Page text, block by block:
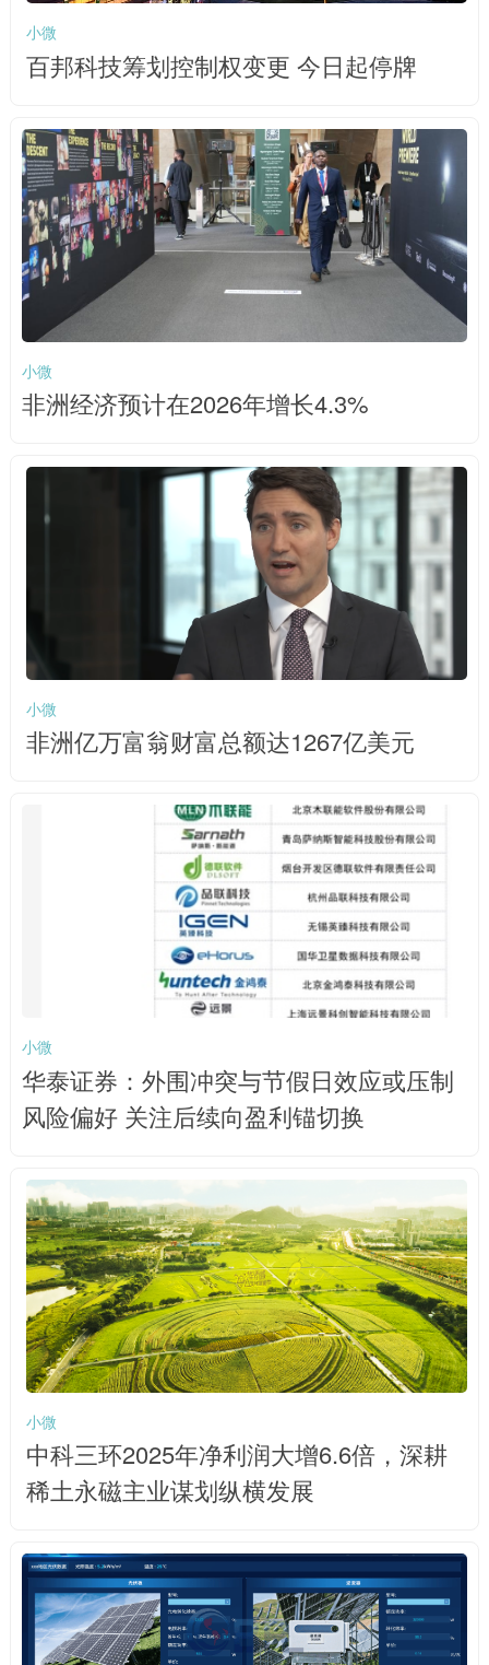
小微
百邦科技筹划控制权变更 今日起停牌
小微
非洲经济预计在2026年增长4.3%
小微
非洲亿万富翁财富总额达1267亿美元
小微
华泰证券：外围冲突与节假日效应或压制
风险偏好 关注后续向盈利锚切换
小微
中科三环2025年净利润大增6.6倍，深耕
稀土永磁主业谋划纵横发展